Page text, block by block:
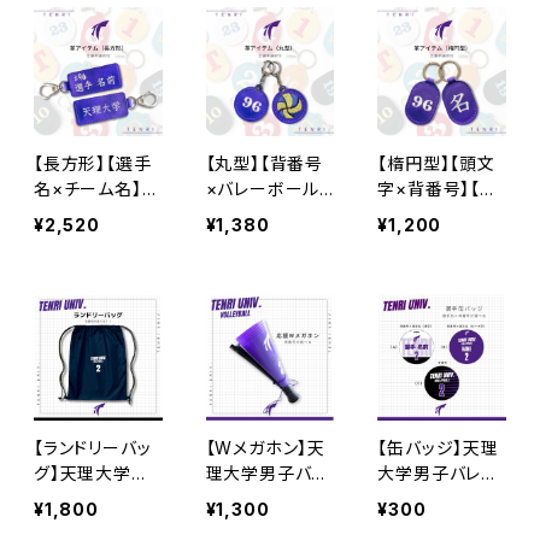
【長方形】【選手
名×チーム名】
【革アイテム】天
理大学男子バレ
¥2,520
【丸型】【背番号
×バレーボール】
【革アイテム】天
理大学男子バレ
¥1,380
【楕円型】【頭文
字×背番号】【革
アイテム】天理大
学男子バレー部
¥1,200
【ランドリーバッ
グ】天理大学男
子バレー部
¥1,800
【Wメガホン】天
理大学男子バレ
ー部
¥1,300
【缶バッジ】天理
大学男子バレー
部
¥300